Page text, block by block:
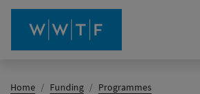
Home Funding
Programmes